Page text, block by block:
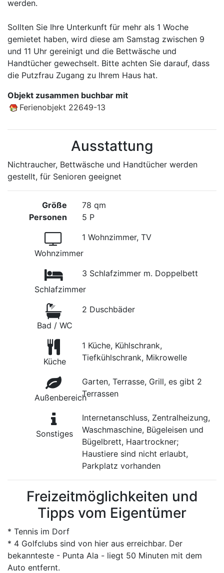
werden.
Sollten Sie Ihre Unterkunft für mehr als 1 Woche
gemietet haben, wird diese am Samstag zwischen 9
und 11 Uhr gereinigt und die Bettwäsche und
Handtücher gewechselt. Bitte achten Sie darauf, dass
die Putzfrau Zugang zu Ihrem Haus hat.
Objekt zusammen buchbar mit
Ferienobjekt 22649-13
Ausstattung
Nichtraucher, Bettwäsche und Handtücher werden
gestellt, für Senioren geeignet
Größe
Personen
78 qm
5 P
Wohnzimmer
1 Wohnzimmer, TV
Schlafzimmer
3 Schlafzimmer m. Doppelbett
Bad / WC
2 Duschbäder
Küche
1 Küche, Kühlschrank,
Tiefkühlschrank, Mikrowelle
Außenbereich
Garten, Terrasse, Grill, es gibt 2
Terrassen
Sonstiges
Internetanschluss, Zentralheizung,
Waschmaschine, Bügeleisen und
Bügelbrett, Haartrockner;
Haustiere sind nicht erlaubt,
Parkplatz vorhanden
Freizeitmöglichkeiten und
Tipps vom Eigentümer
* Tennis im Dorf
* 4 Golfclubs sind von hier aus erreichbar. Der
bekannteste - Punta Ala - liegt 50 Minuten mit dem
Auto entfernt.